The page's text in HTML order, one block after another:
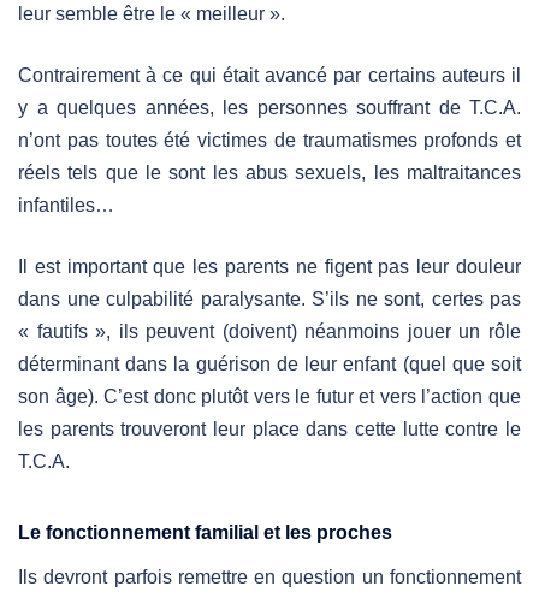
leur semble être le « meilleur ».
Contrairement à ce qui était avancé par certains auteurs il
y a quelques années, les personnes souffrant de T.C.A.
n’ont pas toutes été victimes de traumatismes profonds et
réels tels que le sont les abus sexuels, les maltraitances
infantiles…
Il est important que les parents ne figent pas leur douleur
dans une culpabilité paralysante. S’ils ne sont, certes pas
« fautifs », ils peuvent (doivent) néanmoins jouer un rôle
déterminant dans la guérison de leur enfant (quel que soit
son âge). C’est donc plutôt vers le futur et vers l’action que
les parents trouveront leur place dans cette lutte contre le
T.C.A.
Le fonctionnement familial et les proches
Ils devront parfois remettre en question un fonctionnement